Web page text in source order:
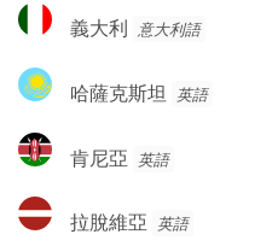
義
大
義大利 意大利語
哈
薩
斯
哈薩克斯坦 英語
肯
尼
肯尼亞 英語
拉
脫
拉脫維亞 英語